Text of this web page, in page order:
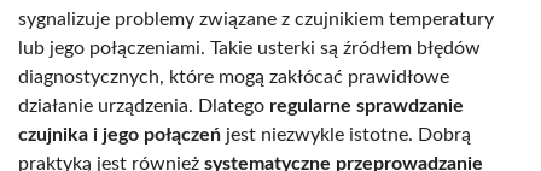
sygnalizuje problemy związane z czujnikiem temperatury
lub jego połączeniami. Takie usterki są źródłem błędów
diagnostycznych, które mogą zakłócać prawidłowe
działanie urządzenia. Dlatego regularne sprawdzanie
czujnika i jego połączeń jest niezwykle istotne. Dobrą
praktyką jest również systematyczne przeprowadzanie